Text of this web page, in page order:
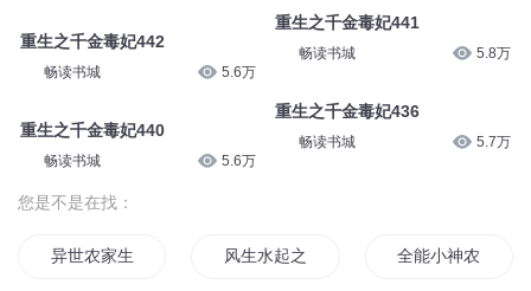
重生之千金毒妃442
畅读书城 5.6万
重生之千金毒妃440
畅读书城 5.6万
重生之千金毒妃441
畅读书城 5.8万
重生之千金毒妃436
畅读书城 5.7万
您是不是在找：
异世农家生活 风生水起之超强农家女 全能小神农